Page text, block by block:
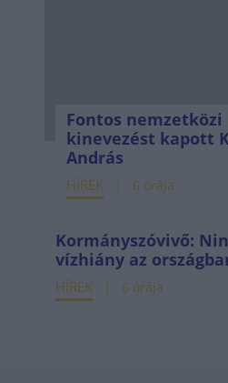
Fontos nemzetközi
kinevezést kapott
András
HÍREK 6 órája
Kormányszóvivő:
vízhiány az
HÍREK 6 órája